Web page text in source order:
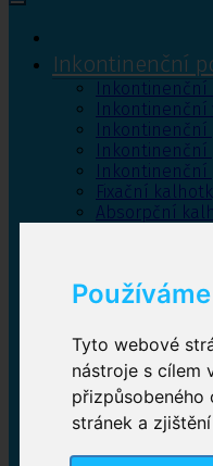
Tyto webové
nástroje s cílem
přizpůsobeného
stránek a
Inkontinenční
Inkontinenční
Inkontinenční
Inkontinenční
Inkontinenční
Inkontinenční
Fixační
Absorpční
Plenkové
zalepovací,